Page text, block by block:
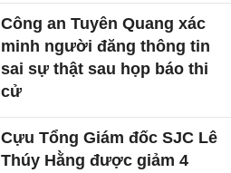
Công an Tuyên Quang xác
minh người đăng thông tin
sai sự thật sau họp báo thi
cử
Cựu Tổng Giám đốc SJC Lê
Thúy Hằng được giảm 4